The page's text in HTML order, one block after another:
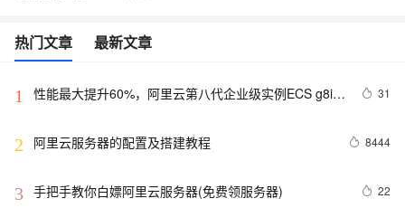
热门文章 最新文章
1
性能最大提升60%，阿里云第八代企业级实例ECS g8i正
31
2 阿里云服务器的配置及搭建教程 8444
3 手把手教你白嫖阿里云服务器(免费领服务器) 22